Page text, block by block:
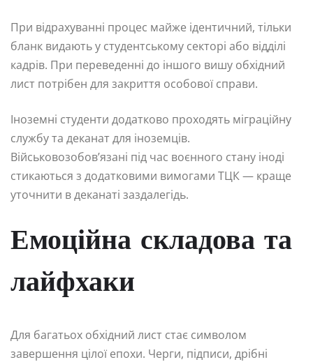
При відрахуванні процес майже ідентичний, тільки
бланк видають у студентському секторі або відділі
кадрів. При переведенні до іншого вишу обхідний
лист потрібен для закриття особової справи.
Іноземні студенти додатково проходять міграційну
службу та деканат для іноземців.
Військовозобов’язані під час воєнного стану іноді
стикаються з додатковими вимогами ТЦК — краще
уточнити в деканаті заздалегідь.
Емоційна складова та
лайфхаки
Для багатьох обхідний лист стає символом
завершення цілої епохи. Черги, підписи, дрібні